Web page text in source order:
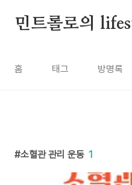
민트롤로의
홈 태그 방명록
소혈관 관리 운동 1